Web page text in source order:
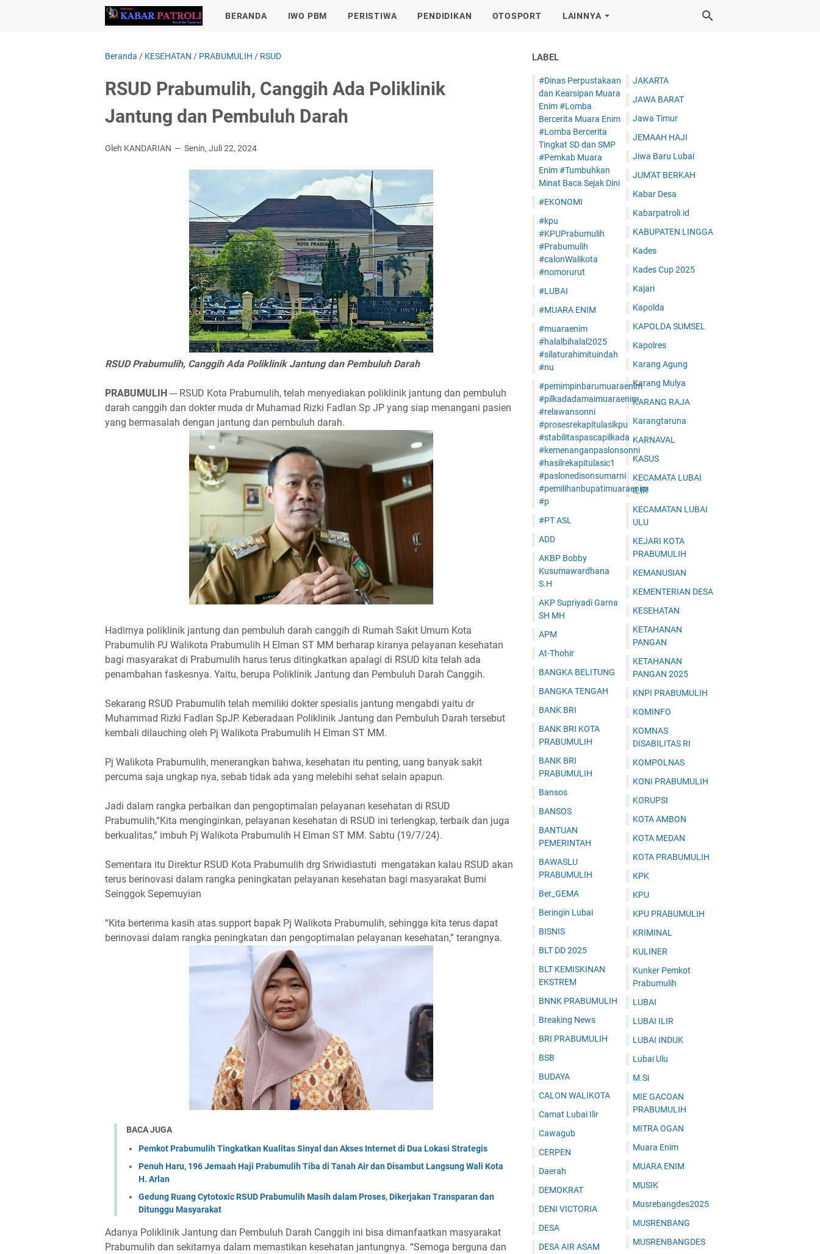
BERANDA IWO PBM PERISTIWA PENDIDIKAN OTOSPORT LAINNYA
Beranda / KESEHATAN / PRABUMULIH / RSUD
RSUD Prabumulih, Canggih Ada Poliklinik
Jantung dan Pembuluh Darah
Oleh KANDARIAN Senin, Juli 22, 2024
RSUD Prabumulih, Canggih Ada Poliklinik Jantung dan Pembuluh Darah
PRABUMULIH --- RSUD Kota Prabumulih, telah menyediakan poliklinik jantung dan pembuluh
darah canggih dan dokter muda dr Muhamad Rizki Fadlan Sp JP yang siap menangani pasien
yang bermasalah dengan jantung dan pembuluh darah.
Hadirnya poliklinik jantung dan pembuluh darah canggih di Rumah Sakit Umum Kota
Prabumulih PJ Walikota Prabumulih H Elman ST MM berharap kiranya pelayanan kesehatan
bagi masyarakat di Prabumulih harus terus ditingkatkan apalagi di RSUD kita telah ada
penambahan faskesnya. Yaitu, berupa Poliklinik Jantung dan Pembuluh Darah Canggih.
Sekarang RSUD Prabumulih telah memiliki dokter spesialis jantung mengabdi yaitu dr
Muhammad Rizki Fadlan SpJP. Keberadaan Poliklinik Jantung dan Pembuluh Darah tersebut
kembali dilauching oleh Pj Walikota Prabumulih H Elman ST MM.
Pj Walikota Prabumulih, menerangkan bahwa, kesehatan itu penting, uang banyak sakit
percuma saja ungkap nya, sebab tidak ada yang melebihi sehat selain apapun.
Jadi dalam rangka perbaikan dan pengoptimalan pelayanan kesehatan di RSUD
Prabumulih,“Kita menginginkan, pelayanan kesehatan di RSUD ini terlengkap, terbaik dan juga
berkualitas,” imbuh Pj Walikota Prabumulih H Elman ST MM. Sabtu (19/7/24).
Sementara itu Direktur RSUD Kota Prabumulih drg Sriwidiastuti mengatakan kalau RSUD akan
terus berinovasi dalam rangka peningkatan pelayanan kesehatan bagi masyarakat Bumi
Seinggok Sepemuyian
“Kita berterima kasih atas support bapak Pj Walikota Prabumulih, sehingga kita terus dapat
berinovasi dalam rangka peningkatan dan pengoptimalan pelayanan kesehatan,” terangnya.
BACA JUGA
Pemkot Prabumulih Tingkatkan Kualitas Sinyal dan Akses Internet di Dua Lokasi Strategis
Penuh Haru, 196 Jemaah Haji Prabumulih Tiba di Tanah Air dan Disambut Langsung Wali Kota
H. Arlan
Gedung Ruang Cytotoxic RSUD Prabumulih Masih dalam Proses, Dikerjakan Transparan dan
Ditunggu Masyarakat
Adanya Poliklinik Jantung dan Pembuluh Darah Canggih ini bisa dimanfaatkan masyarakat
Prabumulih dan sekitarnya dalam memastikan kesehatan jantungnya. “Semoga berguna dan
LABEL
#Dinas Perpustakaan
dan Kearsipan Muara
Enim #Lomba
Bercerita Muara Enim
#Lomba Bercerita
Tingkat SD dan SMP
#Pemkab Muara
Enim #Tumbuhkan
Minat Baca Sejak Dini
#EKONOMI
#kpu
#KPUPrabumulih
#Prabumulih
#calonWalikota
#nomorurut
#LUBAI
#MUARA ENIM
#muaraenim
#halalbihalal2025
#silaturahimituindah
#nu
#pemimpinbarumuaraenim
#pilkadadamaimuaraenim
#relawansonni
#prosesrekapitulasikpu
#stabilitaspascapilkada
#kemenanganpaslonsonni
#hasilrekapitulasic1
#paslonedisonsumarni
#pemilihanbupatimuaraenim
#p
#PT ASL
ADD
AKBP Bobby
Kusumawardhana
S.H
AKP Supriyadi Garna
SH MH
APM
At-Thohir
BANGKA BELITUNG
BANGKA TENGAH
BANK BRI
BANK BRI KOTA
PRABUMULIH
BANK BRI
PRABUMULIH
Bansos
BANSOS
BANTUAN
PEMERINTAH
BAWASLU
PRABUMULIH
Ber_GEMA
Beringin Lubai
BISNIS
BLT DD 2025
BLT KEMISKINAN
EKSTREM
BNNK PRABUMULIH
Breaking News
BRI PRABUMULIH
BSB
BUDAYA
CALON WALIKOTA
Camat Lubai Ilir
Cawagub
CERPEN
Daerah
DEMOKRAT
DENI VICTORIA
DESA
DESA AIR ASAM
JAKARTA
JAWA BARAT
Jawa Timur
JEMAAH HAJI
Jiwa Baru Lubai
JUM'AT BERKAH
Kabar Desa
Kabarpatroli.id
KABUPATEN LINGGA
Kades
Kades Cup 2025
Kajari
Kapolda
KAPOLDA SUMSEL
Kapolres
Karang Agung
Karang Mulya
KARANG RAJA
Karangtaruna
KARNAVAL
KASUS
KECAMATA LUBAI
ILIR
KECAMATAN LUBAI
ULU
KEJARI KOTA
PRABUMULIH
KEMANUSIAN
KEMENTERIAN DESA
KESEHATAN
KETAHANAN
PANGAN
KETAHANAN
PANGAN 2025
KNPI PRABUMULIH
KOMINFO
KOMNAS
DISABILITAS RI
KOMPOLNAS
KONI PRABUMULIH
KORUPSI
KOTA AMBON
KOTA MEDAN
KOTA PRABUMULIH
KPK
KPU
KPU PRABUMULIH
KRIMINAL
KULINER
Kunker Pemkot
Prabumulih
LUBAI
LUBAI ILIR
LUBAI INDUK
Lubai Ulu
M.Si
MIE GACOAN
PRABUMULIH
MITRA OGAN
Muara Enim
MUARA ENIM
MUSIK
Musrebangdes2025
MUSRENBANG
MUSRENBANGDES